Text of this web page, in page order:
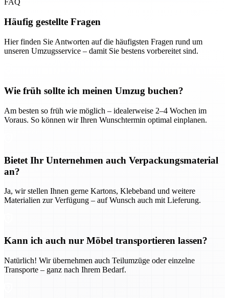
FAQ
Häufig gestellte Fragen
Hier finden Sie Antworten auf die häufigsten Fragen rund um
unseren Umzugsservice – damit Sie bestens vorbereitet sind.
Wie früh sollte ich meinen Umzug buchen?
Am besten so früh wie möglich – idealerweise 2–4 Wochen im
Voraus. So können wir Ihren Wunschtermin optimal einplanen.
Bietet Ihr Unternehmen auch Verpackungsmaterial
an?
Ja, wir stellen Ihnen gerne Kartons, Klebeband und weitere
Materialien zur Verfügung – auf Wunsch auch mit Lieferung.
Kann ich auch nur Möbel transportieren lassen?
Natürlich! Wir übernehmen auch Teilumzüge oder einzelne
Transporte – ganz nach Ihrem Bedarf.